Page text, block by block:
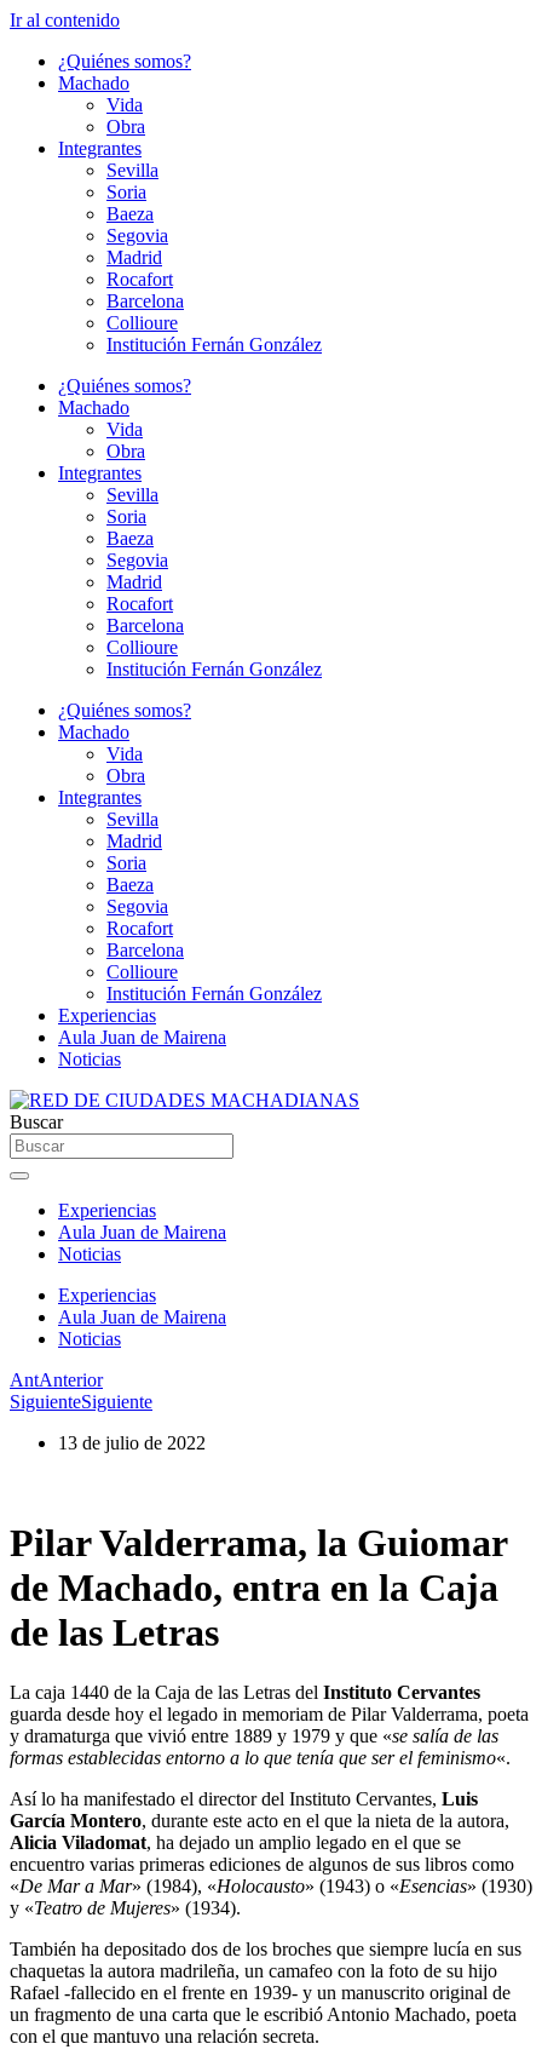
Ir al contenido
¿Quiénes somos?
Machado
Vida
Obra
Integrantes
Sevilla
Soria
Baeza
Segovia
Madrid
Rocafort
Barcelona
Collioure
Institución Fernán González
¿Quiénes somos?
Machado
Vida
Obra
Integrantes
Sevilla
Soria
Baeza
Segovia
Madrid
Rocafort
Barcelona
Collioure
Institución Fernán González
¿Quiénes somos?
Machado
Vida
Obra
Integrantes
Sevilla
Madrid
Soria
Baeza
Segovia
Rocafort
Barcelona
Collioure
Institución Fernán González
Experiencias
Aula Juan de Mairena
Noticias
Buscar
Experiencias
Aula Juan de Mairena
Noticias
Experiencias
Aula Juan de Mairena
Noticias
AntAnterior
SiguienteSiguiente
13 de julio de 2022
Pilar Valderrama, la Guiomar
de Machado, entra en la Caja
de las Letras
La caja 1440 de la Caja de las Letras del Instituto Cervantes
guarda desde hoy el legado in memoriam de Pilar Valderrama, poeta
y dramaturga que vivió entre 1889 y 1979 y que «se salía de las
formas establecidas entorno a lo que tenía que ser el feminismo«.
Así lo ha manifestado el director del Instituto Cervantes, Luis
García Montero, durante este acto en el que la nieta de la autora,
Alicia Viladomat, ha dejado un amplio legado en el que se
encuentro varias primeras ediciones de algunos de sus libros como
«De Mar a Mar» (1984), «Holocausto» (1943) o «Esencias» (1930)
y «Teatro de Mujeres» (1934).
También ha depositado dos de los broches que siempre lucía en sus
chaquetas la autora madrileña, un camafeo con la foto de su hijo
Rafael -fallecido en el frente en 1939- y un manuscrito original de
un fragmento de una carta que le escribió Antonio Machado, poeta
con el que mantuvo una relación secreta.